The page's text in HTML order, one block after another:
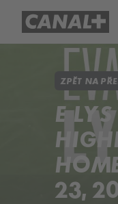
ZPĚT NA
E
23,